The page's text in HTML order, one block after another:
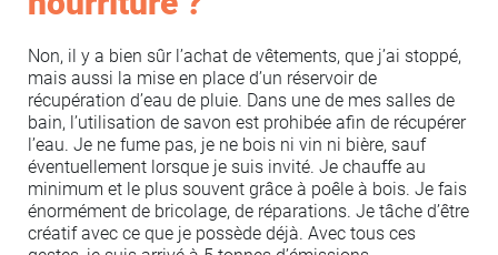
Non, il y a bien sûr l’achat de vêtements, que j’ai stoppé,
mais aussi la mise en place d’un réservoir de
récupération d’eau de pluie. Dans une de mes salles de
bain, l’utilisation de savon est prohibée afin de récupérer
l’eau. Je ne fume pas, je ne bois ni vin ni bière, sauf
éventuellement lorsque je suis invité. Je chauffe au
minimum et le plus souvent grâce à poêle à bois. Je fais
énormément de bricolage, de réparations. Je tâche d’être
créatif avec ce que je possède déjà. Avec tous ces